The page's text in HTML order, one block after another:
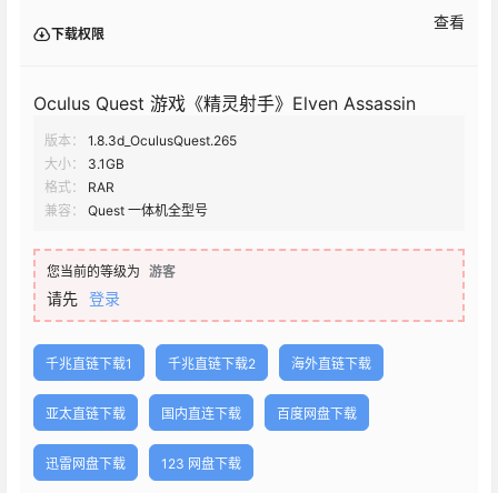
下载权限
查看
Oculus Quest 游戏《精灵射手》Elven Assassin
版本：
1.8.3d_OculusQuest.265
大小：
3.1GB
格式：
RAR
兼容：
Quest 一体机全型号
您当前的等级为 游客
请先 登录
千兆直链下载1 千兆直链下载2 海外直链下载
亚太直链下载 国内直连下载 百度网盘下载
迅雷网盘下载 123 网盘下载